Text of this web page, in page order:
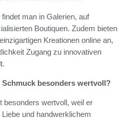
man in Galerien, auf
Boutiquen. Zudem bieten
Kreationen online an,
Zugang zu innovativen
besonders wertvoll?
besonders wertvoll, weil er
und handwerklichem